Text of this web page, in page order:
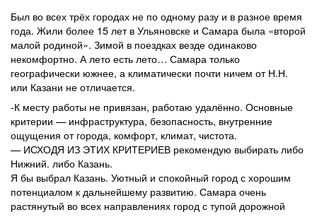
Был во всех трёх городах не по одному разу и в разное время
года. Жили более 15 лет в Ульяновске и Самара была «второй
малой родиной». Зимой в поездках везде одинаково
некомфортно. А лето есть лето… Самара только
географически южнее, а климатически почти ничем от Н.Н.
или Казани не отличается.
-К месту работы не привязан, работаю удалённо. Основные
критерии — инфраструктура, безопасность, внутренние
ощущения от города, комфорт, климат, чистота.
— ИСХОДЯ ИЗ ЭТИХ КРИТЕРИЕВ рекомендую выбирать либо
Нижний. либо Казань.
Я бы выбрал Казань. Уютный и спокойный город с хорошим
потенциалом к дальнейшему развитию. Самара очень
растянутый во всех направлениях город с тупой дорожной